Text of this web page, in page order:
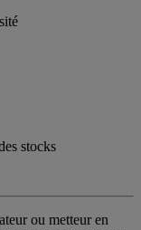
stocks
ou metteur en